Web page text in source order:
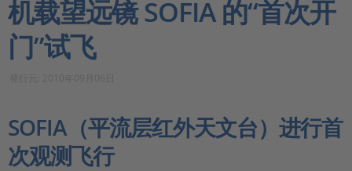
杂志
人才招聘
机载望远镜 SOFIA 的“首次开
门”试飞
SOFIA（平流层红外天文台）进行首
次观测飞行